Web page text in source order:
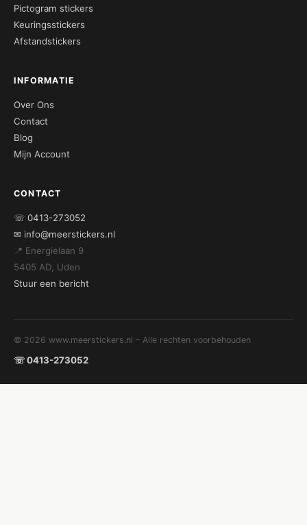
Pictogram stickers
Keuringsstickers
Afstandstickers
INFORMATIE
Over Ons
Contact
Blog
Mijn Account
CONTACT
☏ 0413-273052
✉ info@meerstickers.nl
📍 Energielaan 9
5405 AD, Uden
Stuur een bericht
© 2026 www.meerstickers.nl – Alle rechten voorbehouden
☏ 0413-273052